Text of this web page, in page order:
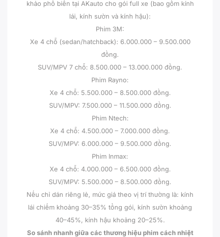
khảo phổ biến tại AKauto cho gói full xe (bao gồm kính
lái, kính sườn và kính hậu):
Phim 3M:
Xe 4 chỗ (sedan/hatchback): 6.000.000 – 9.500.000
đồng.
SUV/MPV 7 chỗ: 8.500.000 – 13.000.000 đồng.
Phim Rayno:
Xe 4 chỗ: 5.500.000 – 8.500.000 đồng.
SUV/MPV: 7.500.000 – 11.500.000 đồng.
Phim Ntech:
Xe 4 chỗ: 4.500.000 – 7.000.000 đồng.
SUV/MPV: 6.000.000 – 9.500.000 đồng.
Phim Inmax:
Xe 4 chỗ: 4.000.000 – 6.500.000 đồng.
SUV/MPV: 5.500.000 – 8.500.000 đồng.
Nếu chỉ dán riêng lẻ, mức giá theo vị trí thường là: kính
lái chiếm khoảng 30–35% tổng gói, kính sườn khoảng
40–45%, kính hậu khoảng 20–25%.
So sánh nhanh giữa các thương hiệu phim cách nhiệt